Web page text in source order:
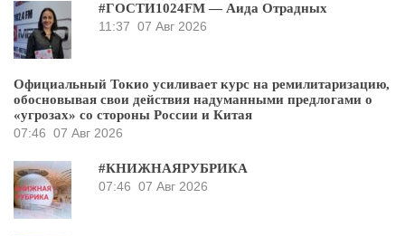
#ГОСТИ1024FM — Аида Отрадных
11:37 07 Авг 2026
Официальный Токио усиливает курс на ремилитаризацию,
обосновывая свои действия надуманными предлогами о
«угрозах» со стороны России и Китая
07:46 07 Авг 2026
#КНИЖНАЯРУБРИКА
07:46 07 Авг 2026